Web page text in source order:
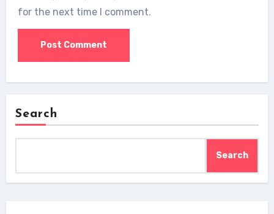
for the next time I comment.
Search
Search